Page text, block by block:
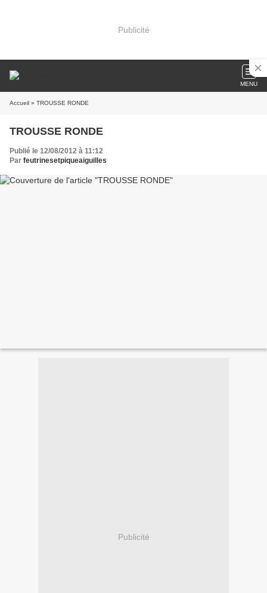
Publicité
MENU
Accueil » TROUSSE RONDE
TROUSSE RONDE
Publié le 12/08/2012 à 11:12
Par feutrinesetpiqueaiguilles
Publicité